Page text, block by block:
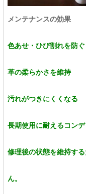
メンテナンスの効果
色あせ・ひび割れを防ぐ
革の柔らかさを維持
汚れがつきにくくなる
長期使用に耐えるコン
修理後の状態を維持す
ん。